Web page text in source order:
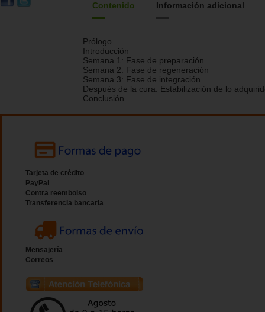
Contenido Información adicional
Prólogo
Introducción
Semana 1: Fase de preparación
Semana 2: Fase de regeneración
Semana 3: Fase de integración
Después de la cura: Estabilización de lo
Conclusión
Tarjeta de crédito
PayPal
Contra reembolso
Transferencia bancaria
Mensajería
Correos